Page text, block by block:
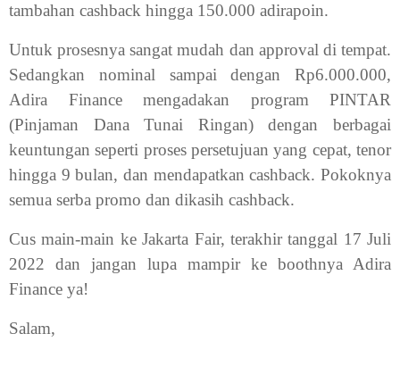
tambahan cashback hingga 150.000 adirapoin.
Untuk prosesnya sangat mudah dan approval di tempat.
Sedangkan nominal sampai dengan Rp6.000.000,
Adira Finance mengadakan program PINTAR
(Pinjaman Dana Tunai Ringan) dengan berbagai
keuntungan seperti proses persetujuan yang cepat, tenor
hingga 9 bulan, dan mendapatkan cashback. Pokoknya
semua serba promo dan dikasih cashback.
Cus main-main ke Jakarta Fair, terakhir tanggal 17 Juli
2022 dan jangan lupa mampir ke boothnya Adira
Finance ya!
Salam,